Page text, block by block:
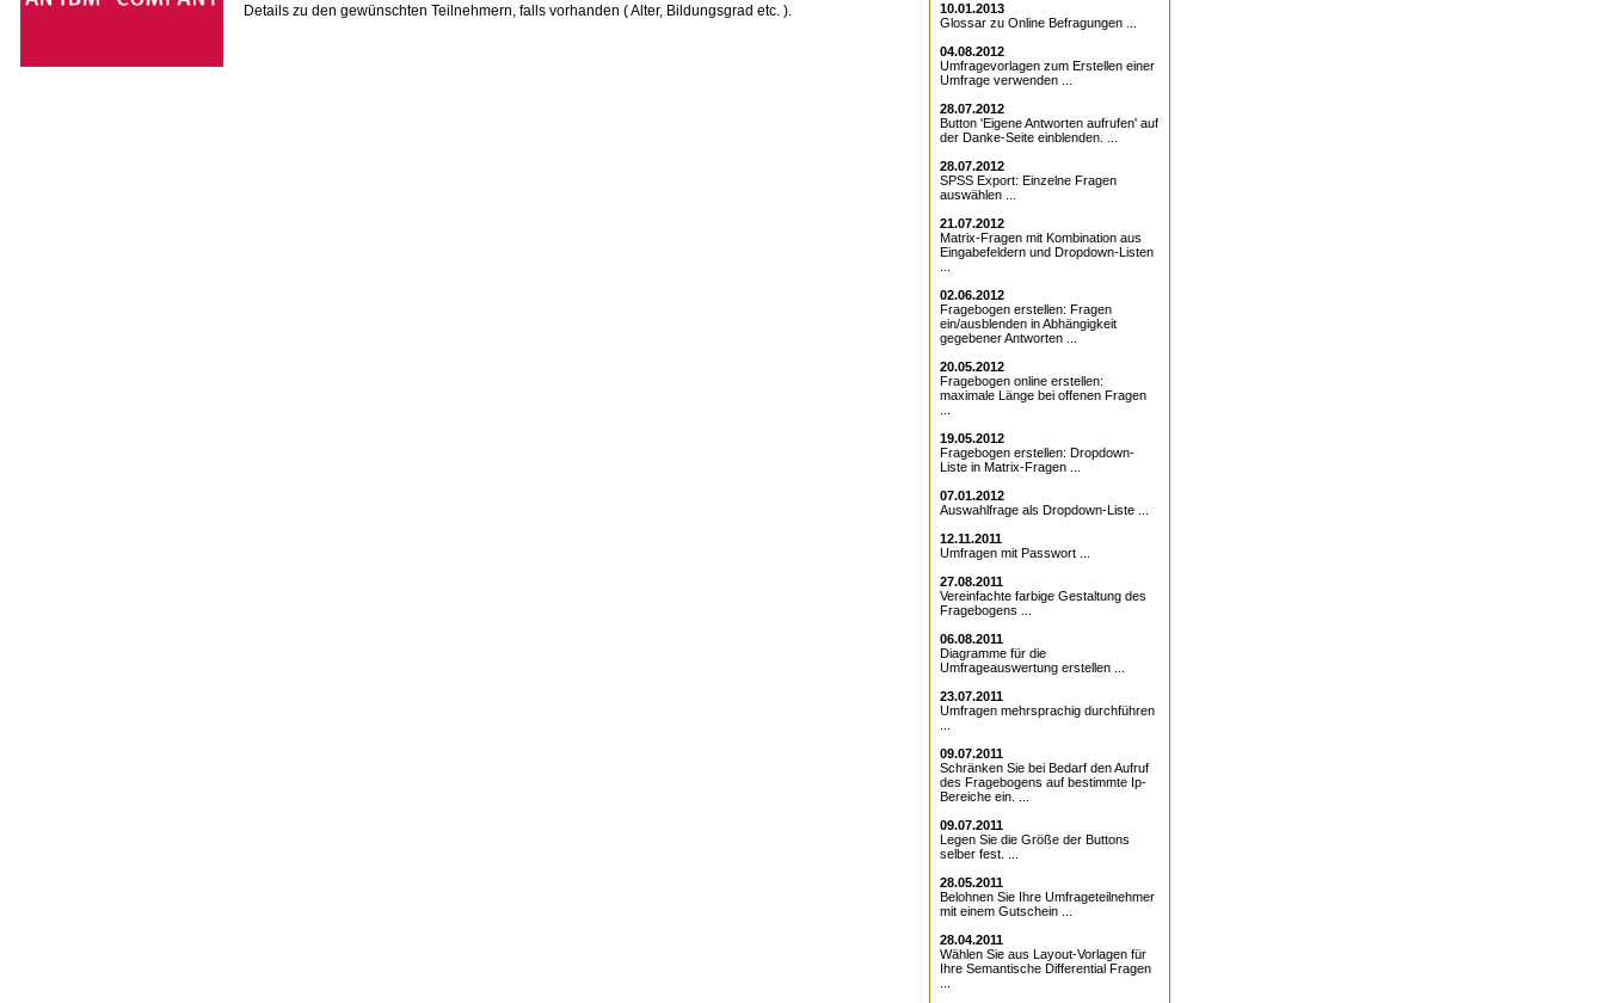
Details zu den gewünschten Teilnehmern, falls vorhanden ( Alter, Bildungsgrad etc. ).
10.01.2013
Glossar zu Online Befragungen ...
04.08.2012
Umfragevorlagen zum Erstellen einer
Umfrage verwenden ...
28.07.2012
Button 'Eigene Antworten aufrufen' auf
der Danke-Seite einblenden. ...
28.07.2012
SPSS Export: Einzelne Fragen
auswählen ...
21.07.2012
Matrix-Fragen mit Kombination aus
Eingabefeldern und Dropdown-Listen
02.06.2012
Fragebogen erstellen: Fragen
ein/ausblenden in Abhängigkeit
gegebener Antworten ...
20.05.2012
Fragebogen online erstellen:
maximale Länge bei offenen Fragen
19.05.2012
Fragebogen erstellen: Dropdown-
Liste in Matrix-Fragen ...
07.01.2012
Auswahlfrage als Dropdown-Liste ...
12.11.2011
Umfragen mit Passwort ...
27.08.2011
Vereinfachte farbige Gestaltung des
Fragebogens ...
06.08.2011
Diagramme für die
Umfrageauswertung erstellen ...
23.07.2011
Umfragen mehrsprachig durchführen
09.07.2011
Schränken Sie bei Bedarf den Aufruf
des Fragebogens auf bestimmte Ip-
Bereiche ein. ...
09.07.2011
Legen Sie die Größe der Buttons
selber fest. ...
28.05.2011
Belohnen Sie Ihre Umfrageteilnehmer
mit einem Gutschein ...
28.04.2011
Wählen Sie aus Layout-Vorlagen für
Ihre Semantische Differential Fragen